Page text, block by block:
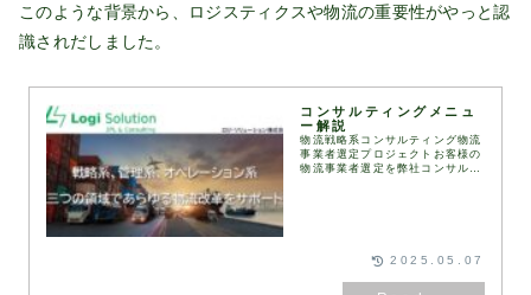
このような背景から、ロジスティクスや物流の重要性がやっと認
識されだしました。
コンサルティングメニュ
ー解説
物流戦略系コンサルティング物流
事業者選定プロジェクトお客様の
物流事業者選定を弊社コンサルタ
2025.05.07